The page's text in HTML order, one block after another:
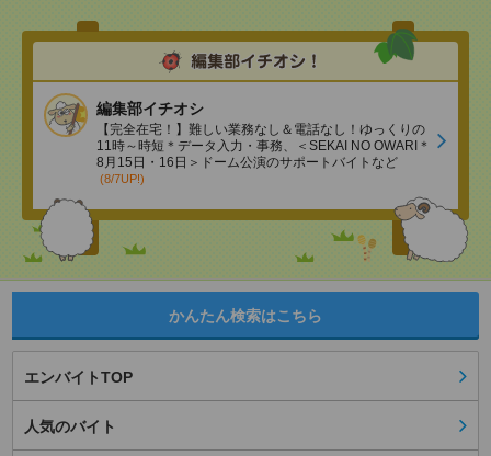
編集部イチオシ
【完全在宅！】難しい業務なし＆電話なし！ゆっくりの
11時～時短＊データ入力・事務、＜SEKAI NO OWARI＊
8月15日・16日＞ドーム公演のサポートバイトなど
(8/7UP!)
かんたん検索はこちら
エンバイトTOP
人気のバイト